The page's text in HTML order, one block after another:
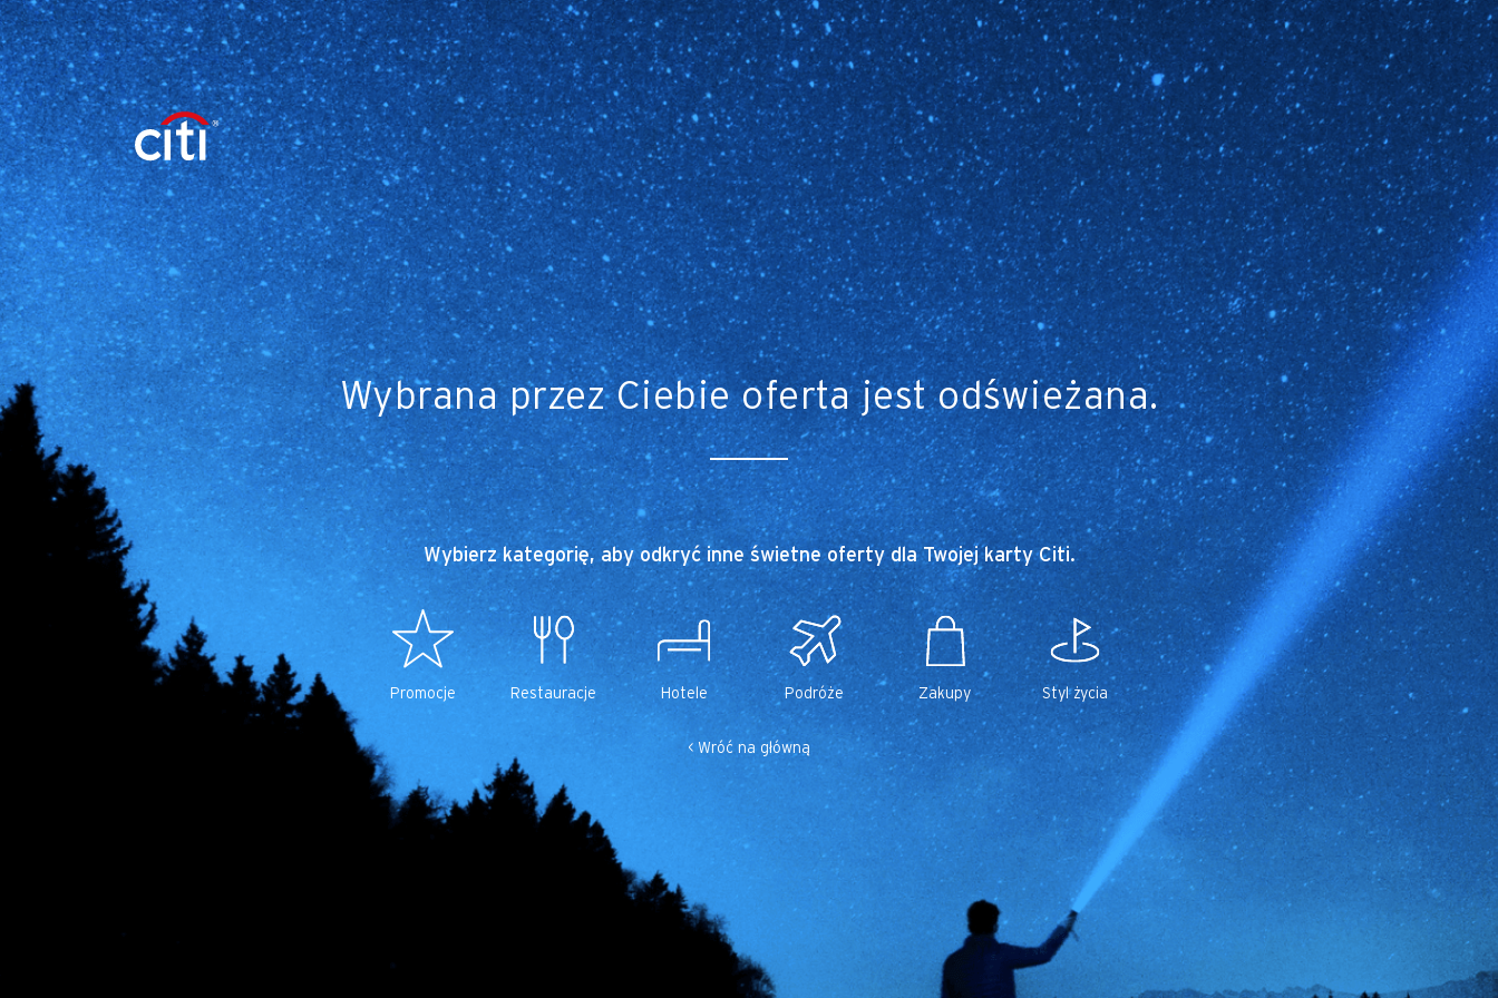
Wybrana przez Ciebie oferta jest odświeżana.
Wybierz kategorię, aby odkryć inne świetne oferty dla Twojej karty Citi.
Promocje Restauracje Hotele Podróże Zakupy Styl życia
< Wróć na główną